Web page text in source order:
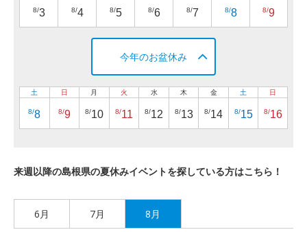
8/3 8/4 8/5 8/6 8/7 8/8 8/9
今年のお盆休み
土
8/8
日
8/9
月
8/10
火
8/11
水
8/12
木
8/13
金
8/14
土
8/15
日
8/16
来週以降の島根県の夏休みイベントを探している方はこちら！
6月 7月 8月